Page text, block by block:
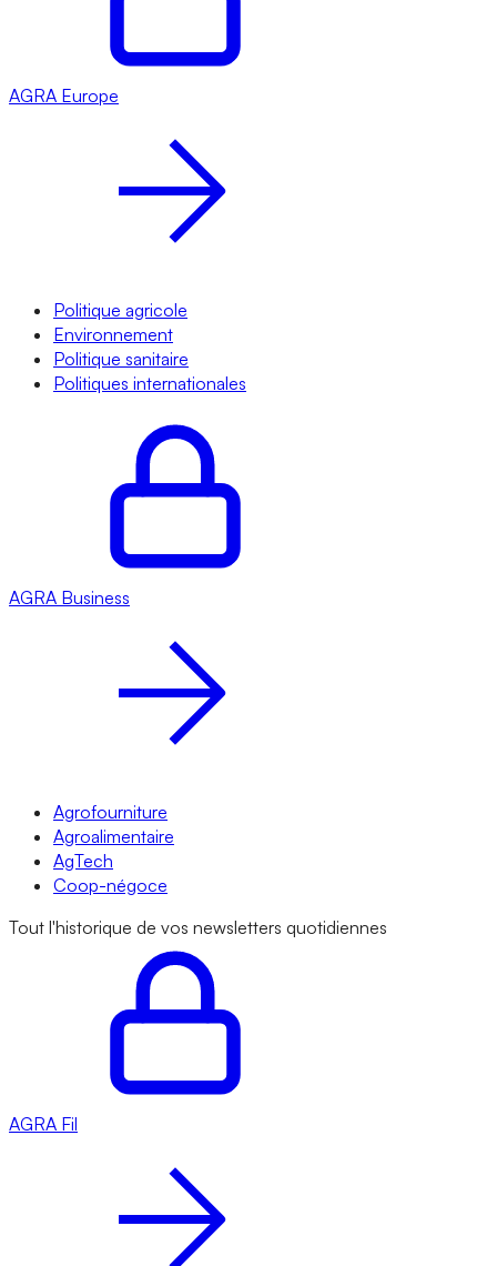
AGRA Europe
Politique agricole
Environnement
Politique sanitaire
Politiques internationales
AGRA Business
Agrofourniture
Agroalimentaire
AgTech
Coop-négoce
Tout l'historique de vos newsletters quotidiennes
AGRA Fil